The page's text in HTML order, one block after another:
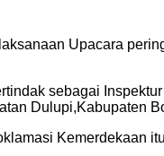
Upacara
sebagai
Dulupi,Kabupaten
Kemerdekaan